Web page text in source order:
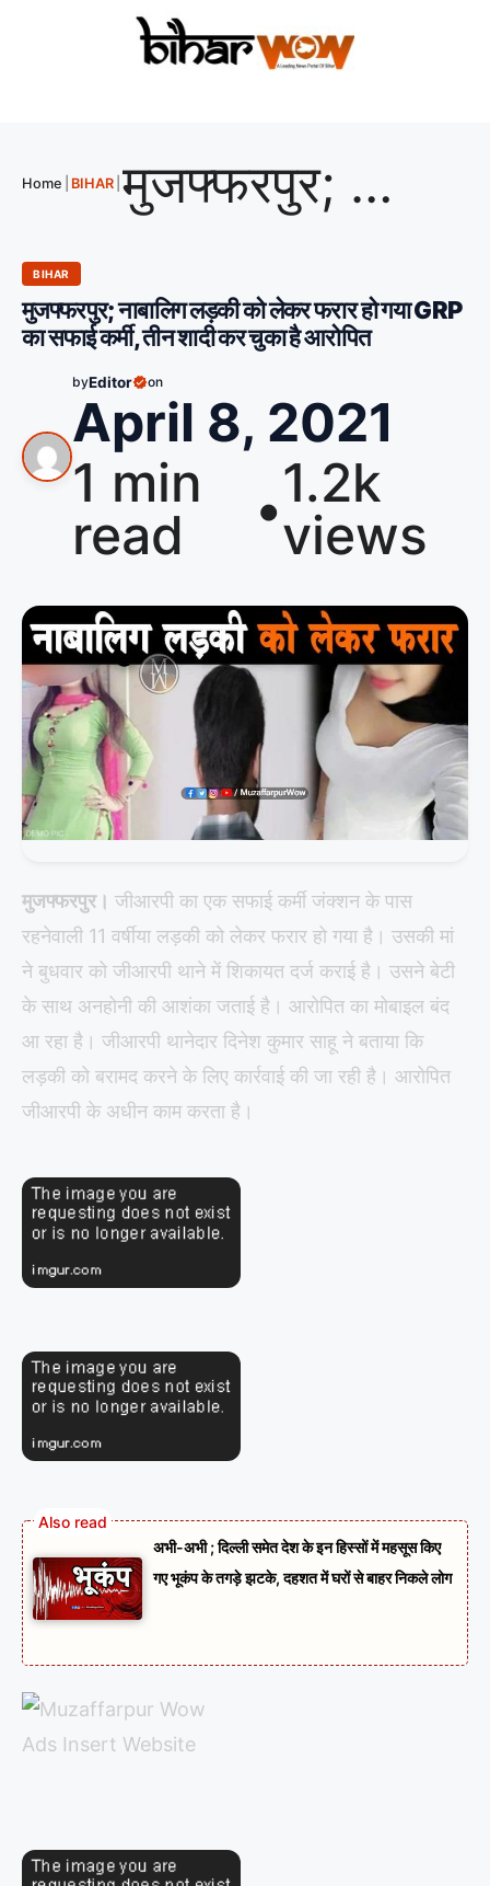
Home BIHAR मुजफ्फरपुर; नाबालिग लड़की को लेकर फरार हो गया GRP का सफाई कर्मी, तीन शादी कर चुका है आरोपित
BIHAR
मुजफ्फरपुर; नाबालिग लड़की को लेकर फरार हो गया GRP
का सफाई कर्मी, तीन शादी कर चुका है आरोपित
byEditor on
April 8, 2021
1 min
read
•1.2k
views
मुजफ्फरपुर। जीआरपी का एक सफाई कर्मी जंक्शन के पास
रहनेवाली 11 वर्षीया लड़की को लेकर फरार हो गया है। उसकी मां
ने बुधवार को जीआरपी थाने में शिकायत दर्ज कराई है। उसने बेटी
के साथ अनहोनी की आशंका जताई है। आरोपित का मोबाइल बंद
आ रहा है। जीआरपी थानेदार दिनेश कुमार साहू ने बताया कि
लड़की को बरामद करने के लिए कार्रवाई की जा रही है। आरोपित
जीआरपी के अधीन काम करता है।
अभी-अभी ; दिल्ली समेत देश के इन हिस्सों में महसूस किए
गए भूकंप के तगड़े झटके, दहशत में घरों से बाहर निकले लोग